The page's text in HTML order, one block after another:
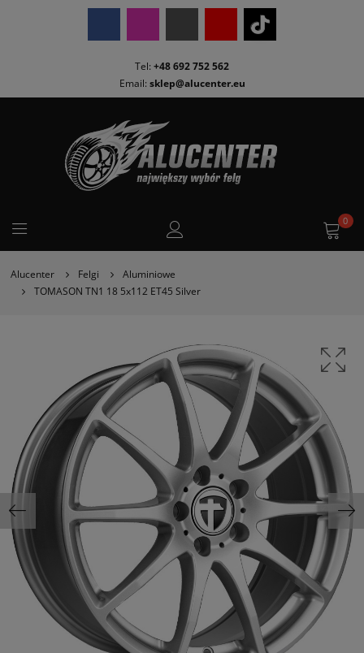
Tel: +48 692 752 562
Email: sklep@alucenter.eu
0
Alucenter Felgi
Aluminiowe
TOMASON TN1 18 5x112 ET45 Silver